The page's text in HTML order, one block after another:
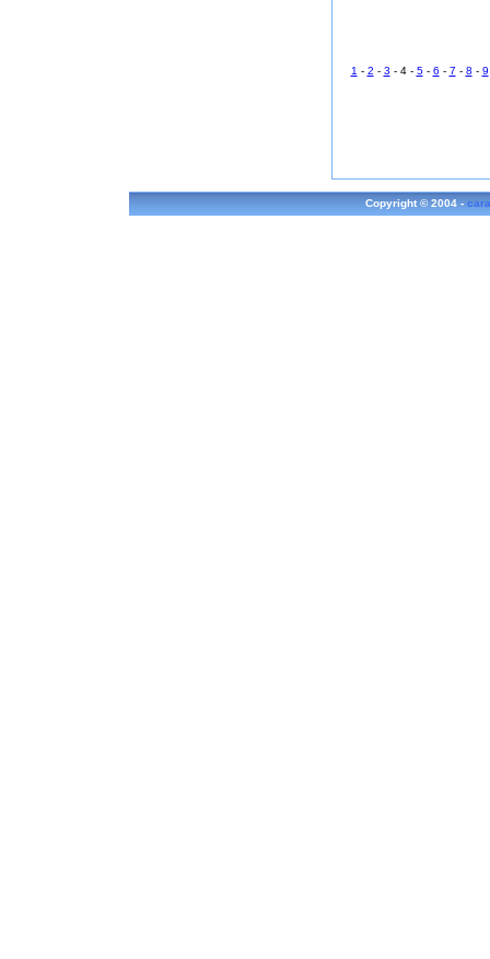
1 - 2 - 3 - 4 - 5- 6 - 7 - 8 - 9
Copyright © 2004 -